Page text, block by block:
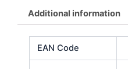
Additional information
EAN Code